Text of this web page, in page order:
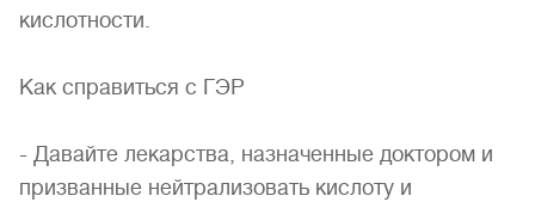
кислотности.
Как справиться с ГЭР
- Давайте лекарства, назначенные доктором и
призванные нейтрализовать кислоту и